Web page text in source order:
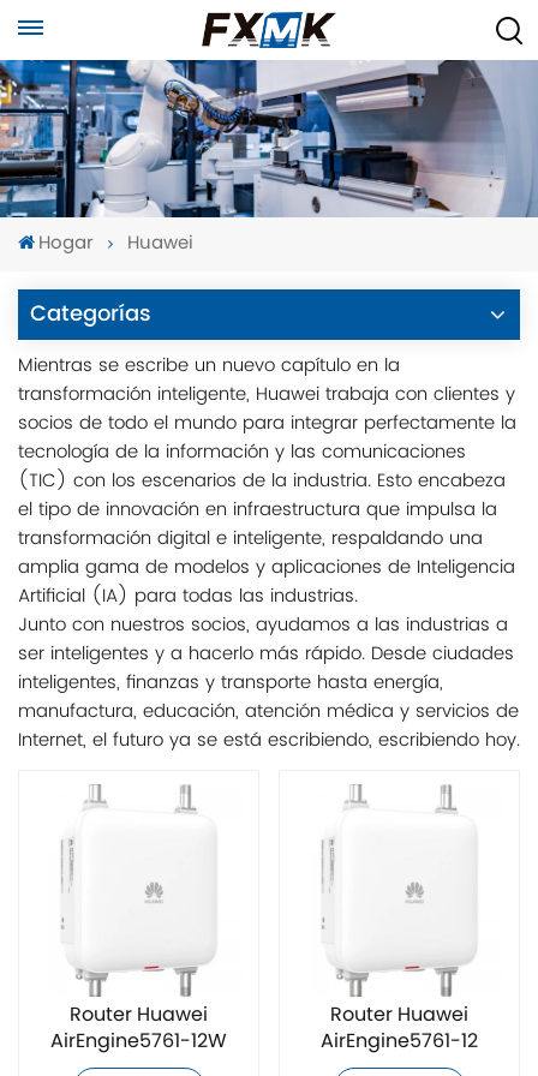
Hogar Huawei
Categorías
Mientras se escribe un nuevo capítulo en la
transformación inteligente, Huawei trabaja con clientes y
socios de todo el mundo para integrar perfectamente la
tecnología de la información y las comunicaciones
(TIC) con los escenarios de la industria. Esto encabeza
el tipo de innovación en infraestructura que impulsa la
transformación digital e inteligente, respaldando una
amplia gama de modelos y aplicaciones de Inteligencia
Artificial (IA) para todas las industrias.
Junto con nuestros socios, ayudamos a las industrias a
ser inteligentes y a hacerlo más rápido. Desde ciudades
inteligentes, finanzas y transporte hasta energía,
manufactura, educación, atención médica y servicios de
Internet, el futuro ya se está escribiendo, escribiendo hoy.
Router Huawei
AirEngine5761-12W
original
Router Huawei
AirEngine5761-12
completamente